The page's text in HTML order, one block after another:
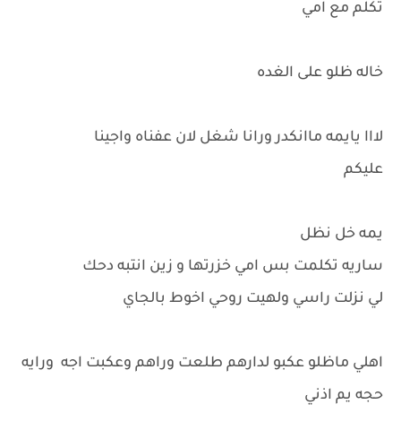
تكلم مع امي
خاله ظلو على الغده
لااا يايمه ماانكدر ورانا شغل لان عفناه واجينا
عليكم
يمه خل نظل
ساريه تكلمت بس امي خزرتها و زين انتبه دحك
لي نزلت راسي ولهيت روحي اخوط بالجاي
اهلي ماظلو عكبو لدارهم طلعت وراهم وعكبت اجه ورايه
حجه يم اذني